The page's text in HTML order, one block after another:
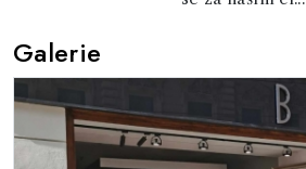
Galerie